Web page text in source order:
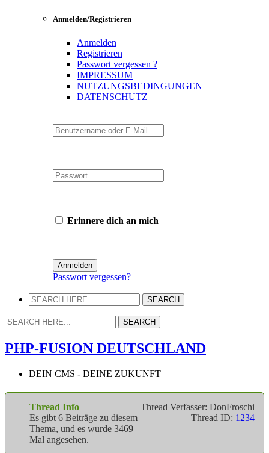
Anmelden/Registrieren
Anmelden
Registrieren
Passwort vergessen ?
IMPRESSUM
NUTZUNGSBEDINGUNGEN
DATENSCHUTZ
Erinnere dich an mich
Passwort vergessen?
PHP-FUSION DEUTSCHLAND
DEIN CMS - DEINE ZUKUNFT
Thread Verfasser: DonFroschi
Thread ID: 1234
Thread Info
Es gibt 6 Beiträge zu diesem
Thema, und es wurde 3469
Mal angesehen.